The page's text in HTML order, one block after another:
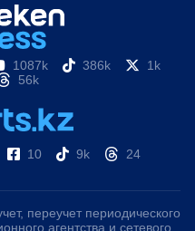
1087k 386k
1k
56k
10 9k 24
переучет периодического
агентства и сетевого